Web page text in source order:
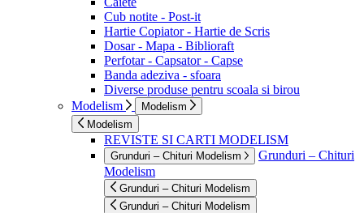
Cub notite - Post-it
Hartie Copiator - Hartie de Scris
Dosar - Mapa - Biblioraft
Perfotar - Capsator - Capse
Banda adeziva - sfoara
Diverse produse pentru scoala si birou
Modelism
Modelism
Modelism
REVISTE SI CARTI MODELISM
Grunduri – Chituri Modelism
Grunduri – Chituri
Modelism
Grunduri – Chituri Modelism
Grunduri – Chituri Modelism